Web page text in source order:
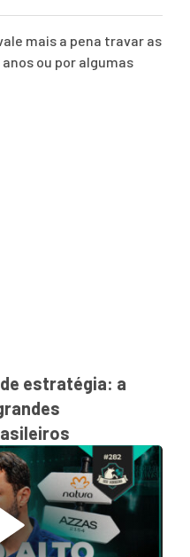
mais a pena travar as
ou por algumas
estratégia: a